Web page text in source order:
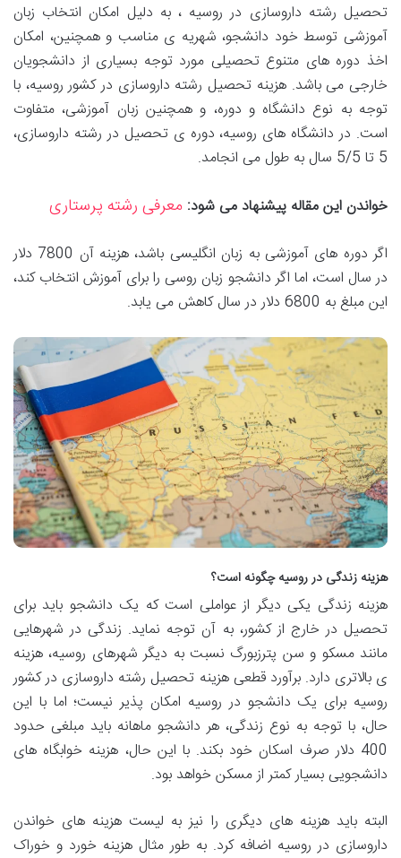
تحصیل رشته داروسازی در روسیه ، به دلیل امکان انتخاب زبان
آموزشی توسط خود دانشجو، شهریه ی مناسب و همچنین، امکان
اخذ دوره های متنوع تحصیلی مورد توجه بسیاری از دانشجویان
خارجی می باشد. هزینه تحصیل رشته داروسازی در کشور روسیه، با
توجه به نوع دانشگاه و دوره، و همچنین زبان آموزشی، متفاوت
است. در دانشگاه های روسیه، دوره ی تحصیل در رشته داروسازی،
5 تا 5/5 سال به طول می انجامد.
خواندن این مقاله پیشنهاد می شود: معرفی رشته پرستاری
اگر دوره های آموزشی به زبان انگلیسی باشد، هزینه آن 7800 دلار
در سال است، اما اگر دانشجو زبان روسی را برای آموزش انتخاب کند،
این مبلغ به 6800 دلار در سال کاهش می یابد.
هزینه زندگی در روسیه چگونه است؟
هزینه زندگی یکی دیگر از عواملی است که یک دانشجو باید برای
تحصیل در خارج از کشور، به آن توجه نماید. زندگی در شهرهایی
مانند مسکو و سن پترزبورگ نسبت به دیگر شهرهای روسیه، هزینه
ی بالاتری دارد. برآورد قطعی هزینه تحصیل رشته داروسازی در کشور
روسیه برای یک دانشجو در روسیه امکان پذیر نیست؛ اما با این
حال، با توجه به نوع زندگی، هر دانشجو ماهانه باید مبلغی حدود
400 دلار صرف اسکان خود بکند. با این حال، هزینه خوابگاه های
دانشجویی بسیار کمتر از مسکن خواهد بود.
البته باید هزینه های دیگری را نیز به لیست هزینه های خواندن
داروسازی در روسیه اضافه کرد. به طور مثال هزینه خورد و خوراک